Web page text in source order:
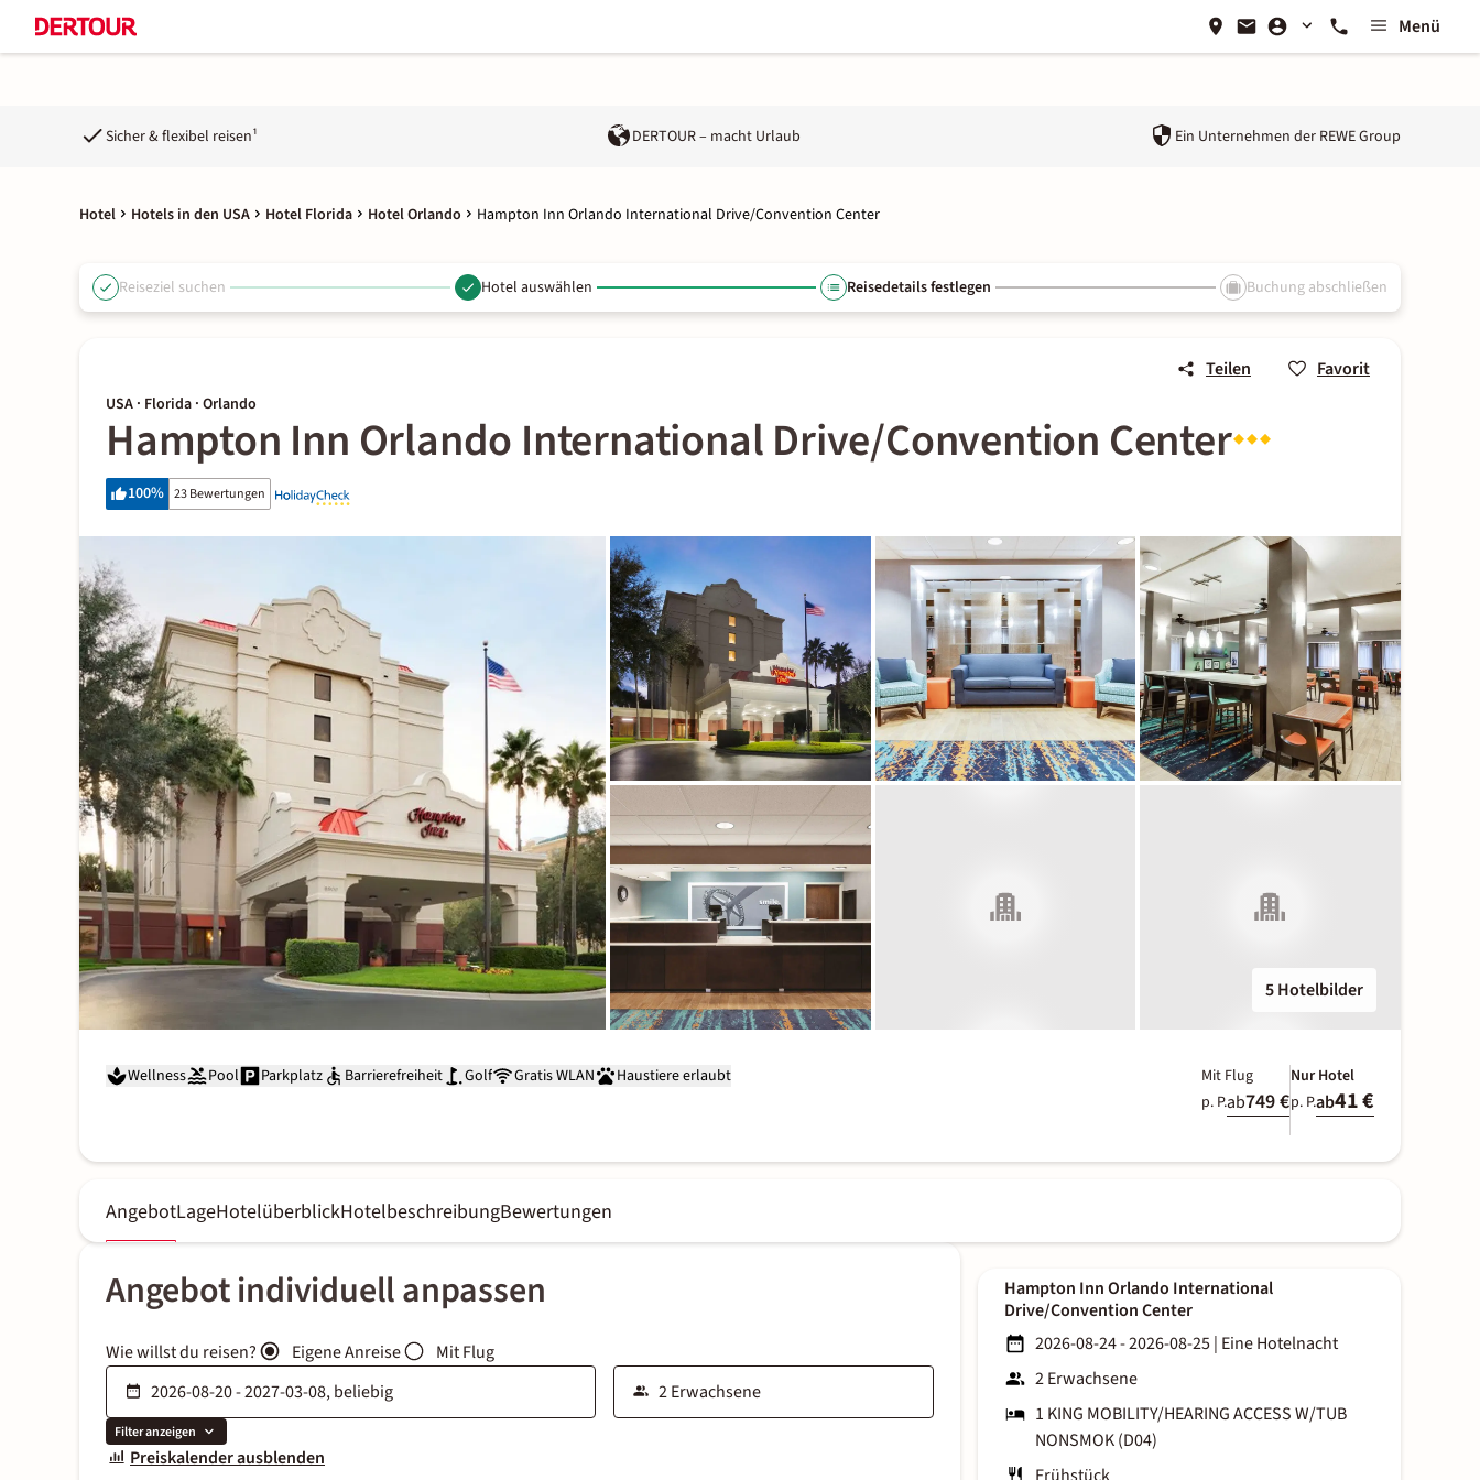
Menü
Sicher & flexibel reisen¹ DERTOUR – macht Urlaub Ein Unternehmen der REWE Group
Hotel Hotels in den USA Hotel Florida Hotel Orlando Hampton Inn Orlando International Drive/Convention Center
Reiseziel suchen Hotel auswählen Reisedetails festlegen Buchung abschließen
Teilen Favorit
USA · Florida · Orlando
Hampton Inn Orlando International Drive/Convention Center
100% 23 Bewertungen
5 Hotelbilder
Wellness Pool Parkplatz Barrierefreiheit Golf Gratis WLAN Haustiere erlaubt
Mit Flug
p. P.ab749 €
Nur Hotel
p. P.ab41 €
AngebotLageHotelüberblickHotelbeschreibungBewertungen
Angebot individuell anpassen
Wie willst du reisen? Eigene Anreise Mit Flug
Filter anzeigen
Preiskalender ausblenden
Hampton Inn Orlando International
Drive/Convention Center
2026-08-24 - 2026-08-25| Eine Hotelnacht
2 Erwachsene
1 KING MOBILITY/HEARING ACCESS W/TUB
NONSMOK (D04)